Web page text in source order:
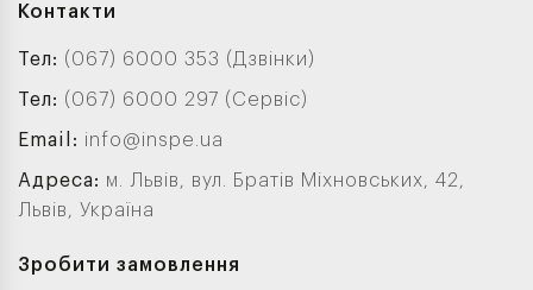
Контакти
Тел: (067) 6000 353 (Дзвінки)
Тел: (067) 6000 297 (Сервіс)
Email: info@inspe.ua
Адреса: м. Львів, вул. Братів Міхновських, 42,
Львів, Україна
Зробити замовлення